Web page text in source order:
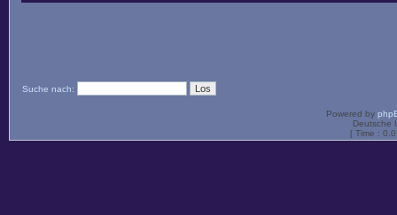
Suche nach:
Powered by
Deutsche
[ Time :